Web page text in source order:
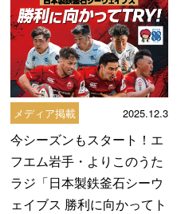
メディア掲載 2025.12.3
今シーズンもスタート！エ
フエム岩手・よりこのうた
ラジ「日本製鉄釜石シーウ
ェイブス 勝利に向かってト